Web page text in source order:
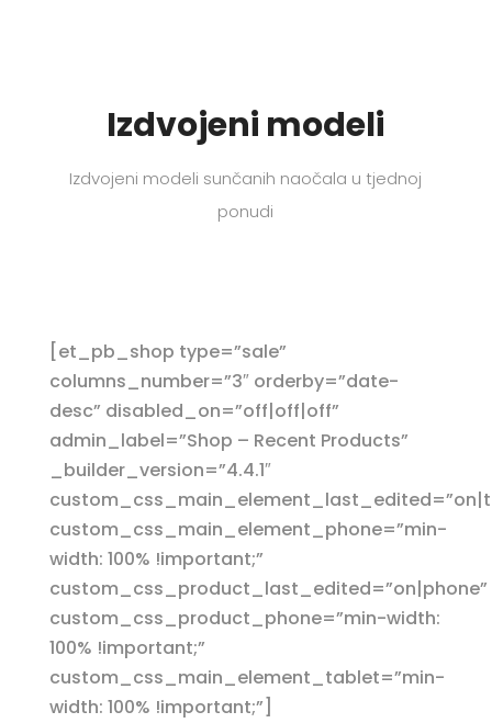
Izdvojeni modeli
Izdvojeni modeli sunčanih naočala u tjednoj
ponudi
[et_pb_shop type=”sale”
columns_number=”3″ orderby=”date-
desc” disabled_on=”off|off|off”
admin_label=”Shop – Recent Products”
_builder_version=”4.4.1″
custom_css_main_element_phone=”min-
width: 100% !important;”
custom_css_product_last_edited=”on|phone”
custom_css_product_phone=”min-width:
100% !important;”
custom_css_main_element_tablet=”min-
width: 100% !important;”]